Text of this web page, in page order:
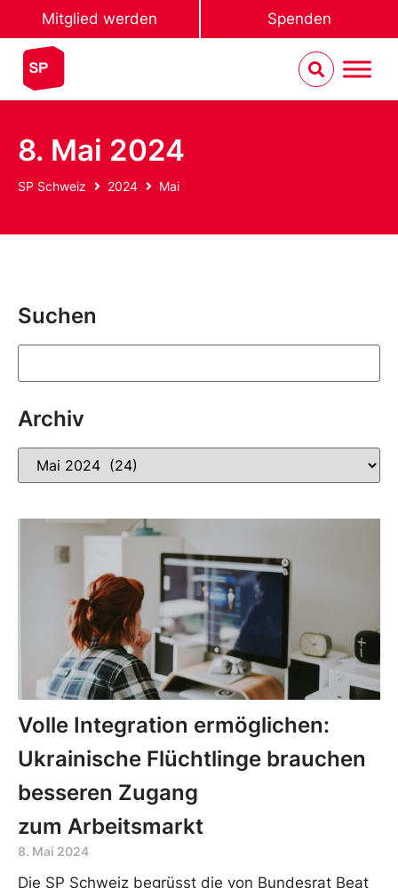
Mitglied werden Spenden
8. Mai 2024
SP Schweiz 2024 Mai
Suchen
Archiv
Volle Integration ermöglichen:
Ukrainische Flüchtlinge brauchen
besseren Zugang
zum Arbeitsmarkt
8. Mai 2024
Die SP Schweiz begrüsst die von Bundesrat Beat